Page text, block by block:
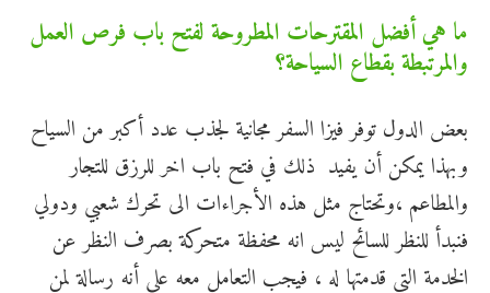
ما هي أفضل المقترحات المطروحة لفتح باب فرص العمل
والمرتبطة بقطاع السياحة؟
بعض الدول توفر فيزا السفر مجانية لجذب عدد أكبر من السياح
وبهذا يمكن أن يفيد ذلك في فتح باب اخر للرزق للتجار
والمطاعم ،وتحتاج مثل هذه الأجراءات الى تحرك شعبي ودولي
فنبدأ للنظر للسائح ليس انه محفظة متحركة بصرف النظر عن
الخدمة التي قدمتها له ، فيجب التعامل معه على أنه رسالة لمن